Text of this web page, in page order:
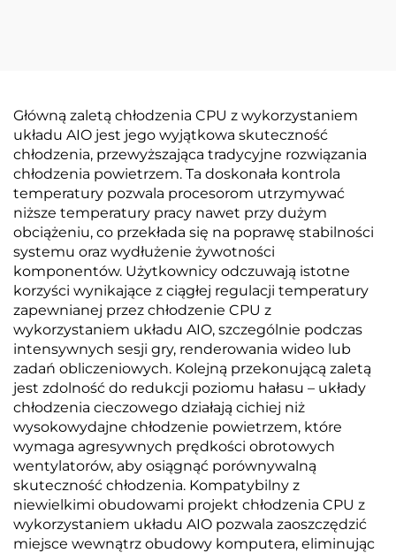
Główną zaletą chłodzenia CPU z wykorzystaniem
układu AIO jest jego wyjątkowa skuteczność
chłodzenia, przewyższająca tradycyjne rozwiązania
chłodzenia powietrzem. Ta doskonała kontrola
temperatury pozwala procesorom utrzymywać
niższe temperatury pracy nawet przy dużym
obciążeniu, co przekłada się na poprawę stabilności
systemu oraz wydłużenie żywotności
komponentów. Użytkownicy odczuwają istotne
korzyści wynikające z ciągłej regulacji temperatury
zapewnianej przez chłodzenie CPU z
wykorzystaniem układu AIO, szczególnie podczas
intensywnych sesji gry, renderowania wideo lub
zadań obliczeniowych. Kolejną przekonującą zaletą
jest zdolność do redukcji poziomu hałasu – układy
chłodzenia cieczowego działają cichiej niż
wysokowydajne chłodzenie powietrzem, które
wymaga agresywnych prędkości obrotowych
wentylatorów, aby osiągnąć porównywalną
skuteczność chłodzenia. Kompatybilny z
niewielkimi obudowami projekt chłodzenia CPU z
wykorzystaniem układu AIO pozwala zaoszczędzić
miejsce wewnątrz obudowy komputera, eliminując